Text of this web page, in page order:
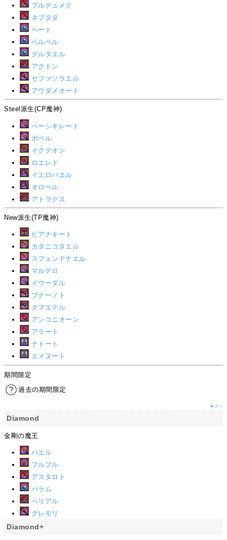
ブルデュメク
ネプタダ
ペート
ベルベル
クルタエル
アクトン
セファソラエル
アウダメオート
Steel派生(CP魔神)
ペーシキレート
ボベル
イクテオン
ロエレド
イエロパエル
オロペル
アトラクス
New派生(TP魔神)
ビアナキート
カタニコタエル
スフェンドナエル
マルデロ
イウーダル
プテーノト
クマエテル
アンコニオーン
アラート
ナトート
エメヌート
期間限定
過去の期間限定
▲上へ
Diamond
金剛の魔王
バエル
フルフル
アスタロト
バラム
ベリアル
グレモリ
Diamond+